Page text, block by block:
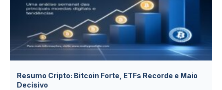
Resumo Cripto: Bitcoin Forte, ETFs Recorde e Maio
Decisivo